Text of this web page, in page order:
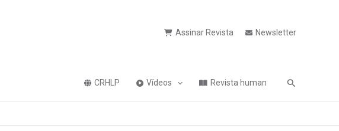
Assinar Revista Newsletter
CRHLP Vídeos Revista human Pesquisa